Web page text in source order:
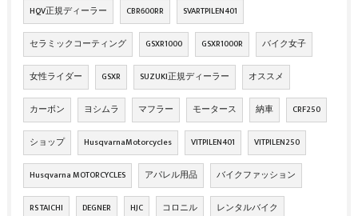
HQV正規ディーラー CBR600RR SVARTPILEN401
セラミックコーティング GSXR1000 GSXR1000R バイク女子
女性ライダー GSXR SUZUKI正規ディーラー オススメ
カーボン ヨシムラ マフラー モータース 納車 CRF250
ショップ HusqvarnaMotorcycles VITPILEN401 VITPILEN250
Husqvarna MOTORCYCLES アパレル用品 バイクファッション
RS TAICHI DEGNER HJC コロニル レンタルバイク